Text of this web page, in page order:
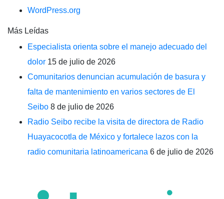
WordPress.org
Más Leídas
Especialista orienta sobre el manejo adecuado del
dolor 15 de julio de 2026
Comunitarios denuncian acumulación de basura y
falta de mantenimiento en varios sectores de El
Seibo 8 de julio de 2026
Radio Seibo recibe la visita de directora de Radio
Huayacocotla de México y fortalece lazos con la
radio comunitaria latinoamericana 6 de julio de 2026